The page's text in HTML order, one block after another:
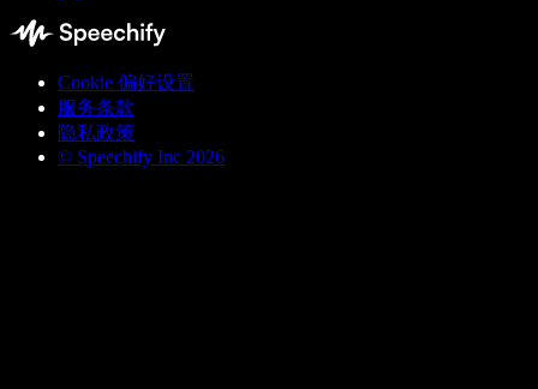
Cookie 偏好设置
服务条款
隐私政策
© Speechify Inc 2026